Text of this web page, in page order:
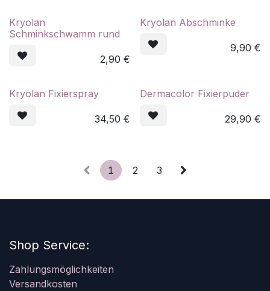
Kryolan
Schminkschwamm rund
2,90 €
Kryolan Abschminke
9,90 €
Kryolan Fixierspray
34,50 €
Dermacolor Fixierpuder
29,90 €
1 2 3
Shop Service:
Zahlungsmöglichkeiten
Versandkosten